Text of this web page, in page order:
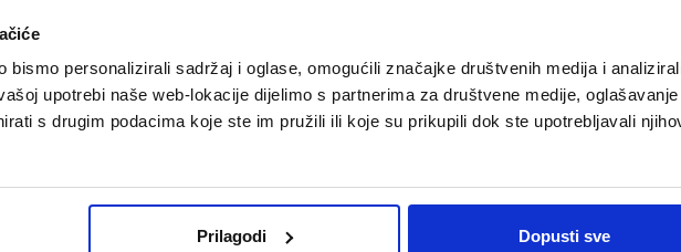
bismo personalizirali sadržaj i oglase, omogućili značajke društvenih medija i
upotrebi naše web-lokacije dijelimo s partnerima za društvene medije, oglašavanje
s drugim podacima koje ste im pružili ili koje su prikupili dok ste upotrebljavali
Prilagodi Dopusti sve
kaširan; kutija i uložak u istoj boji